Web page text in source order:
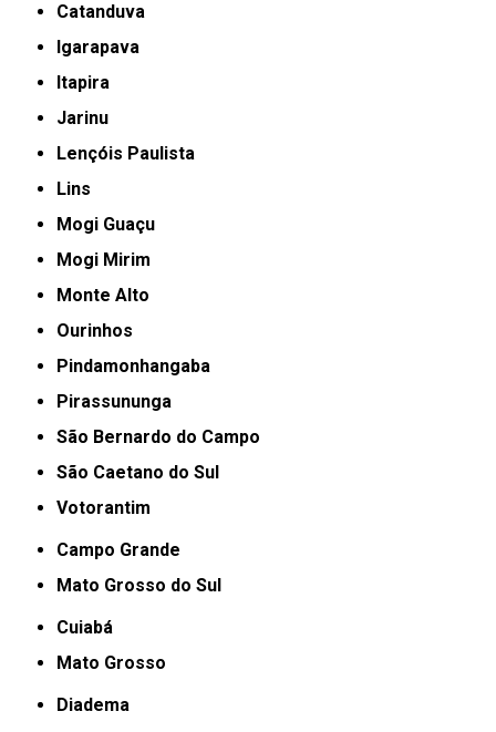
Catanduva
Igarapava
Itapira
Jarinu
Lençóis Paulista
Lins
Mogi Guaçu
Mogi Mirim
Monte Alto
Ourinhos
Pindamonhangaba
Pirassununga
São Bernardo do Campo
São Caetano do Sul
Votorantim
Campo Grande
Mato Grosso do Sul
Cuiabá
Mato Grosso
Diadema